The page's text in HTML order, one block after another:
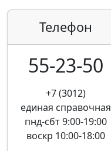
Телефон
55-23-50
+7 (3012)
единая справочная
пнд-сбт 9:00-19:00
воскр 10:00-18:00